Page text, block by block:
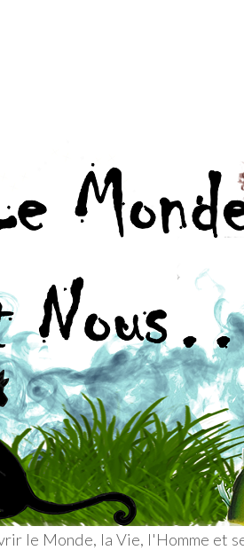
le Monde, la Vie, l'Homme et